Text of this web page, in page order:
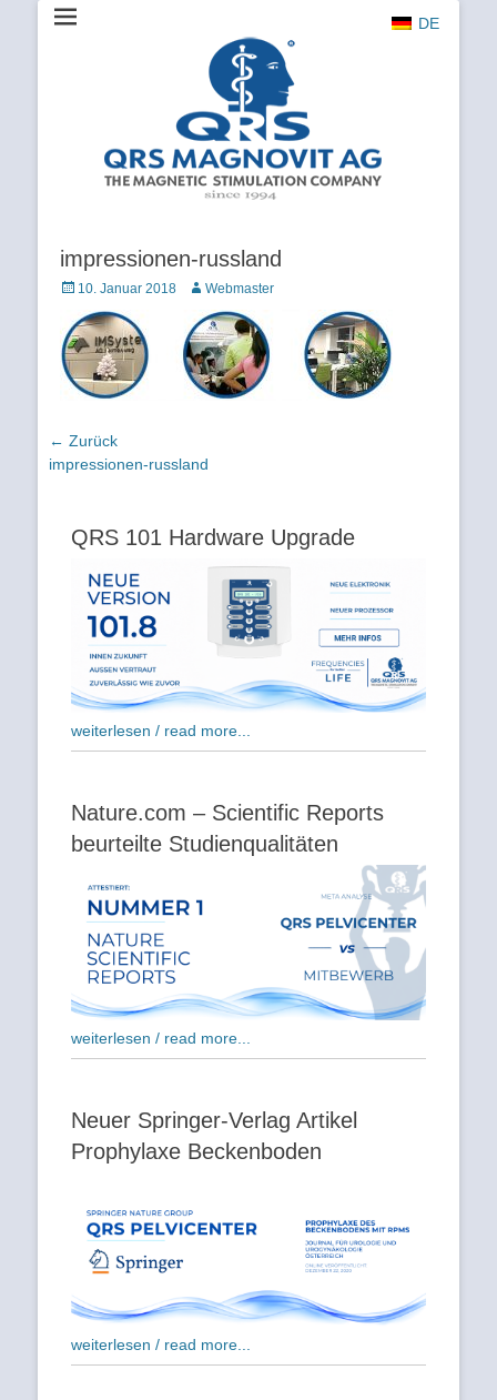
MAGNOVIT
The Magnetic Stimulation Company
DE
impressionen-russland
Veröffentlicht
10. Januar 2018 AutorWebmaster
Beitragsnavigation
← Zurück
Vorhergehender
impressionen-russland
QRS 101 Hardware Upgrade
weiterlesen / read more...
Nature.com – Scientific Reports
beurteilte Studienqualitäten
weiterlesen / read more...
Neuer Springer-Verlag Artikel
Prophylaxe Beckenboden
weiterlesen / read more...